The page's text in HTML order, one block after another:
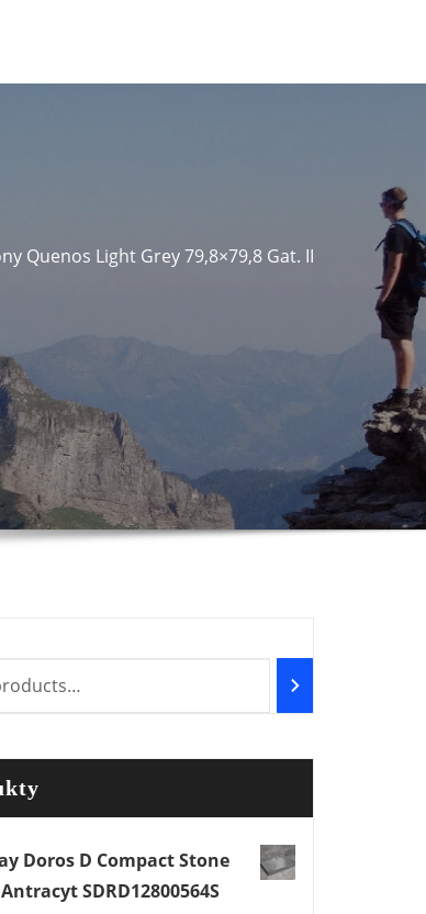
Quenos Light Grey 79,8×79,8 Gat. II
Doros D Compact Stone
SDRD12800564S